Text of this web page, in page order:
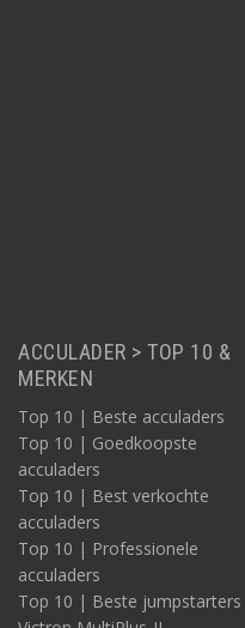
ACCULADER > TOP 10 &
MERKEN
Top 10 | Beste acculaders
Top 10 | Goedkoopste
acculaders
Top 10 | Best verkochte
acculaders
Top 10 | Professionele
acculaders
Top 10 | Beste jumpstarters